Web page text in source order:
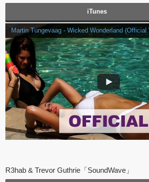
iTunes
Martin Tungevaag - Wicked Wonderland (Official
R3hab & Trevor Guthrie「SoundWave」